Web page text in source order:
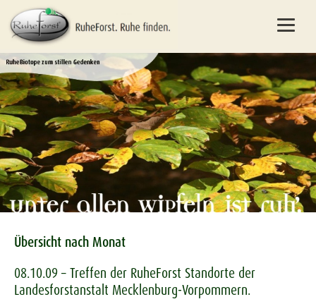
Übersicht nach Monat
08.10.09 – Treffen der RuheForst Standorte der
Landesforstanstalt Mecklenburg-Vorpommern.